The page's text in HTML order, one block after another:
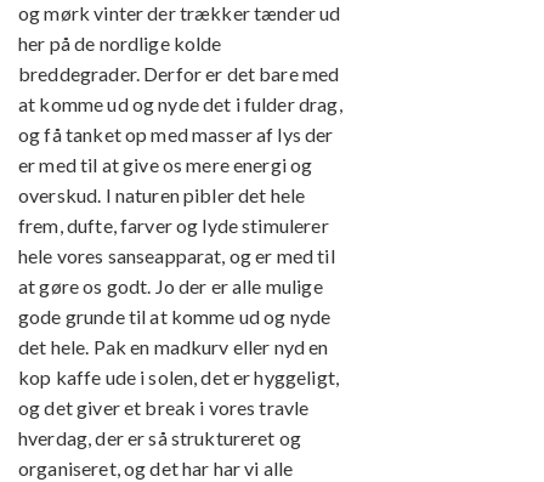
og mørk vinter der trækker tænder ud
her på de nordlige kolde
breddegrader. Derfor er det bare med
at komme ud og nyde det i fulder drag,
og få tanket op med masser af lys der
er med til at give os mere energi og
overskud. I naturen pibler det hele
frem, dufte, farver og lyde stimulerer
hele vores sanseapparat, og er med til
at gøre os godt. Jo der er alle mulige
gode grunde til at komme ud og nyde
det hele. Pak en madkurv eller nyd en
kop kaffe ude i solen, det er hyggeligt,
og det giver et break i vores travle
hverdag, der er så struktureret og
organiseret, og det har har vi alle